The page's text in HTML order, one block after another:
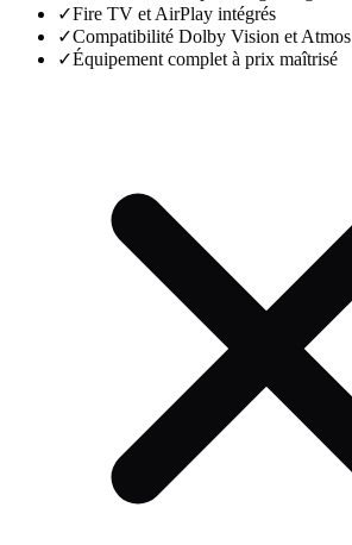
✓Fire TV et AirPlay intégrés
✓Compatibilité Dolby Vision et Atmos
✓Équipement complet à prix maîtrisé